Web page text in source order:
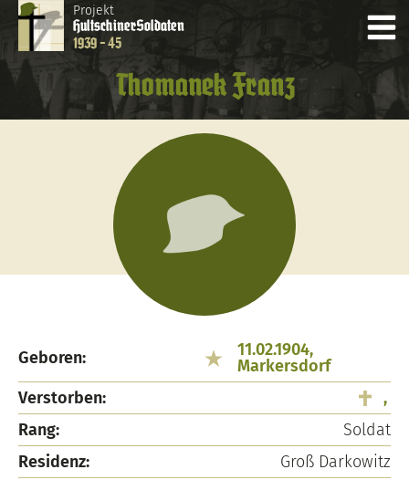
Projekt
HultschinerSoldaten
1939 - 45
Thomanek Franz
Geboren:
11.02.1904,
Markersdorf
Verstorben:
,
Rang:
Soldat
Residenz:
Groß Darkowitz